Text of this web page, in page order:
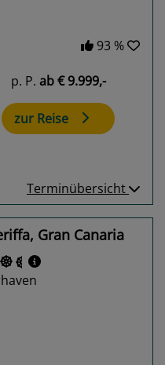
93 %
p. P. ab€ 9.999,-
zur Reise
Terminübersicht
Gran Canaria